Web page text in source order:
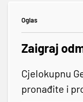
Oglas
Zaigraj
Cjelokupnu
pronađite i